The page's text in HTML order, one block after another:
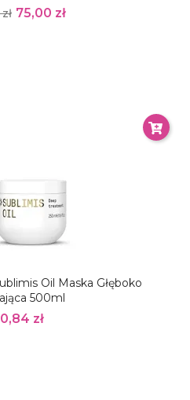
75,00 zł
Oil Maska Głęboko
500ml
zł